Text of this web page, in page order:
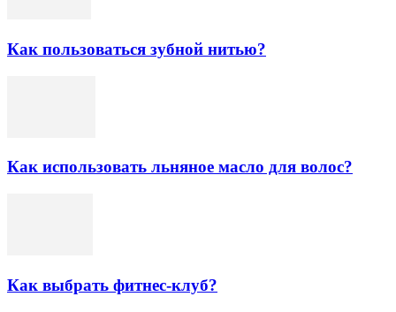
Как пользоваться зубной нитью?
Как использовать льняное масло для волос?
Как выбрать фитнес-клуб?